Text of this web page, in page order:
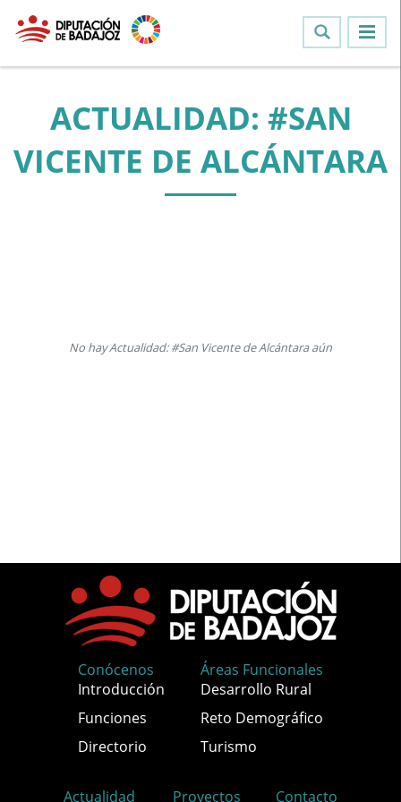
ACTUALIDAD: #SAN
VICENTE DE ALCÁNTARA
No hay Actualidad: #San Vicente de Alcántara aún
Conócenos
Introducción
Funciones
Directorio
Áreas Funcionales
Desarrollo Rural
Reto Demográfico
Turismo
Actualidad Proyectos Contacto